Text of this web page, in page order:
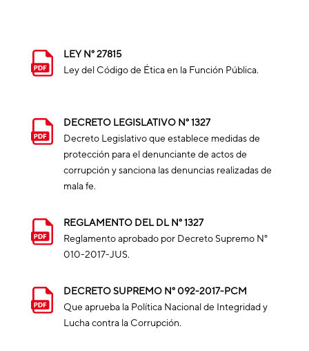
LEY N° 27815
Ley del Código de Ética en la Función Pública.
DECRETO LEGISLATIVO N° 1327
Decreto Legislativo que establece medidas de
protección para el denunciante de actos de
corrupción y sanciona las denuncias realizadas de
mala fe.
REGLAMENTO DEL DL N° 1327
Reglamento aprobado por Decreto Supremo N°
010-2017-JUS.
DECRETO SUPREMO N° 092-2017-PCM
Que aprueba la Política Nacional de Integridad y
Lucha contra la Corrupción.